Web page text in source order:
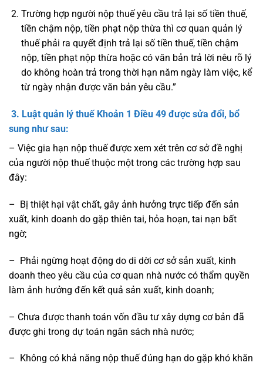
Trường hợp người nộp thuế yêu cầu trả lại số tiền thuế,
tiền chậm nộp, tiền phạt nộp thừa thì cơ quan quản lý
thuế phải ra quyết định trả lại số tiền thuế, tiền chậm
nộp, tiền phạt nộp thừa hoặc có văn bản trả lời nêu rõ lý
do không hoàn trả trong thời hạn năm ngày làm việc, kể
từ ngày nhận được văn bản yêu cầu.”
3. Luật quản lý thuế Khoản 1 Điều 49 được sửa đổi, bổ
sung như sau:
– Việc gia hạn nộp thuế được xem xét trên cơ sở đề nghị
của người nộp thuế thuộc một trong các trường hợp sau
đây:
– Bị thiệt hại vật chất, gây ảnh hưởng trực tiếp đến sản
xuất, kinh doanh do gặp thiên tai, hỏa hoạn, tai nạn bất
ngờ;
– Phải ngừng hoạt động do di dời cơ sở sản xuất, kinh
doanh theo yêu cầu của cơ quan nhà nước có thẩm quyền
làm ảnh hưởng đến kết quả sản xuất, kinh doanh;
– Chưa được thanh toán vốn đầu tư xây dựng cơ bản đã
được ghi trong dự toán ngân sách nhà nước;
– Không có khả năng nộp thuế đúng hạn do gặp khó khăn